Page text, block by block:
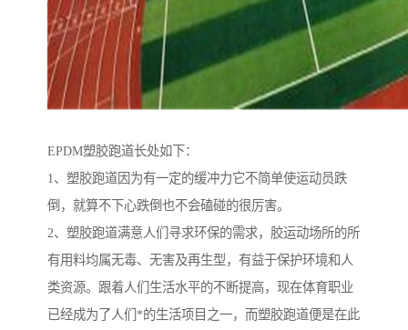
EPDM塑胶跑道长处如下：
1、塑胶跑道因为有一定的缓冲力它不简单使运动员跌
倒，就算不下心跌倒也不会磕碰的很厉害。
2、塑胶跑道满意人们寻求环保的需求，胶运动场所的所
有用料均属无毒、无害及再生型，有益于保护环境和人
类资源。跟着人们生活水平的不断提高，现在体育职业
已经成为了人们*的生活项目之一，而塑胶跑道便是在此